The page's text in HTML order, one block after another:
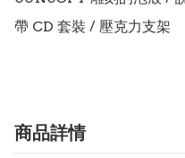
帶 CD 套裝 / 壓克力支架
商品詳情